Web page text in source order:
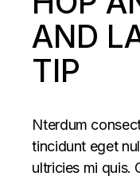
AND
TIP
Nterdum
tincidunt eget
ultricies mi quis.